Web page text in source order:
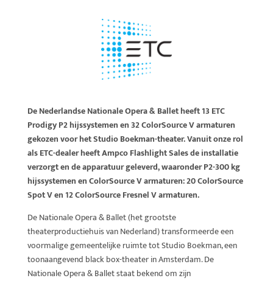
De Nederlandse Nationale Opera & Ballet heeft 13 ETC
Prodigy P2 hijssystemen en 32 ColorSource V armaturen
gekozen voor het Studio Boekman-theater. Vanuit onze rol
als ETC-dealer heeft Ampco Flashlight Sales de installatie
verzorgt en de apparatuur geleverd, waaronder P2-300 kg
hijssystemen en ColorSource V armaturen: 20 ColorSource
Spot V en 12 ColorSource Fresnel V armaturen.
De Nationale Opera & Ballet (het grootste
theaterproductiehuis van Nederland) transformeerde een
voormalige gemeentelijke ruimte tot Studio Boekman, een
toonaangevend black box-theater in Amsterdam. De
Nationale Opera & Ballet staat bekend om zijn